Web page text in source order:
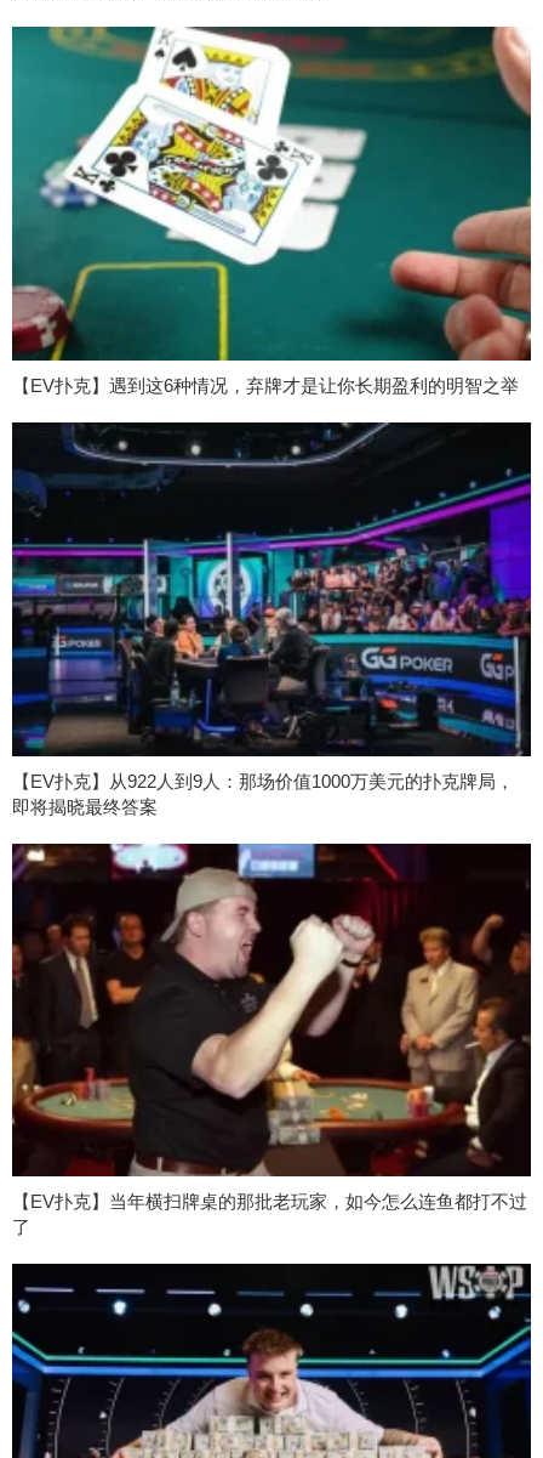
【EV扑克】遇到这6种情况，弃牌才是让你长期盈利的明智之举
【EV扑克】从922人到9人：那场价值1000万美元的扑克牌局，
即将揭晓最终答案
【EV扑克】当年横扫牌桌的那批老玩家，如今怎么连鱼都打不过
了